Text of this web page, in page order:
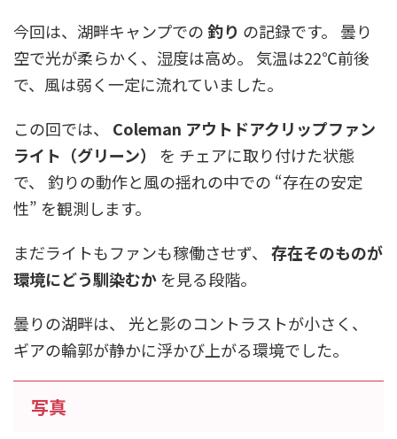
今回は、湖畔キャンプでの釣り の記録です。 曇り
空で光が柔らかく、湿度は高め。 気温は22℃前後
で、風は弱く一定に流れていました。
この回では、 Coleman アウトドアクリップファン
ライト（グリーン）
を チェアに取り付けた状態
で、 釣りの動作と風の揺れの中での “存在の安定
性” を観測します。
まだライトもファンも稼働させず、 存在そのものが
環境にどう馴染むかを見る段階。
曇りの湖畔は、 光と影のコントラストが小さく、
ギアの輪郭が静かに浮かび上がる環境でした。
写真